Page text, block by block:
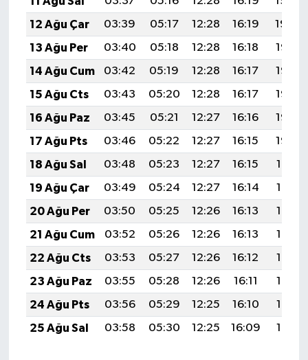
12 Ağu Çar
03:39 05:17 12:28 16:19
19:29
13 Ağu Per
03:40 05:18 12:28 16:18
19:28
14 Ağu Cum
03:42 05:19 12:28 16:17
19:26
15 Ağu Cts
03:43 05:20 12:28 16:17
19:25
16 Ağu Paz
03:45 05:21 12:27 16:16
19:23
17 Ağu Pts
03:46 05:22 12:27 16:15
19:22
18 Ağu Sal
03:48 05:23 12:27 16:15
19:21
19 Ağu Çar
03:49 05:24 12:27 16:14
19:19
20 Ağu Per
03:50 05:25 12:26 16:13
19:18
21 Ağu Cum
03:52 05:26 12:26 16:13
19:16
22 Ağu Cts
03:53 05:27 12:26 16:12
19:15
23 Ağu Paz
03:55 05:28 12:26 16:11
19:13
24 Ağu Pts
03:56 05:29 12:25 16:10
19:12
25 Ağu Sal
03:58 05:30 12:25 16:09 19:10